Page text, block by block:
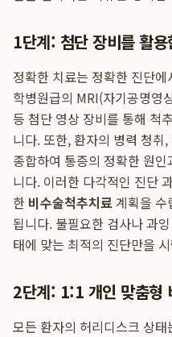
1단계: 첨단 장비를 활
정확한 치료는 정확한 진단
학병원급의 MRI(자기공명영
등 첨단 영상 장비를 통해 척
니다. 또한, 환자의 병력 청취
종합하여 통증의 정확한 원
니다. 이러한 다각적인 진단
한 비수술척추치료계획을 수
됩니다. 불필요한 검사나 과
태에 맞는 최적의 진단만을
2단계: 1:1 개인 맞춤형
모든 환자의 허리디스크 상